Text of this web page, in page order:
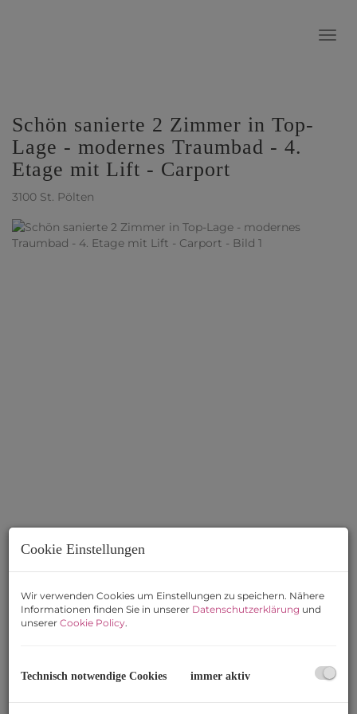
Schön sanierte 2 Zimmer in Top-
Lage - modernes Traumbad - 4.
Etage mit Lift - Carport
3100 St. Pölten
Beschreibung
Die Wohnung befindet sich in der
eines modernen
Mehrfamilienhauses und bietet Ihnen auf einer Fläche von
Cookie Einstellungen
Wir verwenden Cookies um Einstellungen zu speichern. Nähere
Informationen finden Sie in unserer Datenschutzerklärung und
unserer Cookie Policy.
Technisch notwendige Cookies immer aktiv